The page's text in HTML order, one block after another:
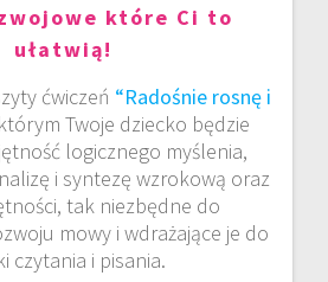
które Ci to
ułatwią!
ćwiczeń “Radośnie rosnę i
Twoje dziecko będzie
logicznego myślenia,
i syntezę wzrokową oraz
tak niezbędne do
mowy i wdrażające je do
czytania i pisania.